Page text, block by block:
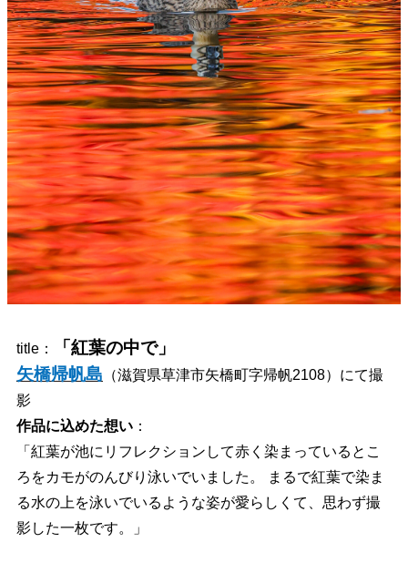
title：
「紅葉の中で」
矢橋帰帆島 （滋賀県草津市矢橋町字帰帆2108）にて撮
影
作品に込めた想い ：
「紅葉が池にリフレクションして赤く染まっているとこ
ろをカモがのんびり泳いでいました。 まるで紅葉で染ま
る水の上を泳いでいるような姿が愛らしくて、思わず撮
影した一枚です。」